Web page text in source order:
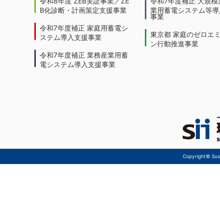
B化診断・計画策定支援事業
令和7年度補正 家庭用蓄電シ
ステム導入支援事業
令和7年度補正 業務産業用蓄
電システム導入支援事業
業用蓄電システム等
事業
東京都 家庭のゼロエ
ン行動推進事業
Copyright©